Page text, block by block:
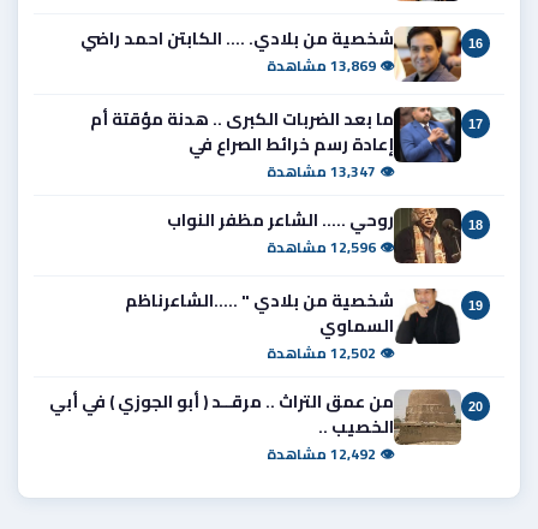
16 شخصية من بلادي. .... الكابتن احمد راضي
👁 13,869 مشاهدة
17
ما بعد الضربات الكبرى .. هدنة مؤقتة أم
إعادة رسم خرائط الصراع في
👁 13,347 مشاهدة
18 روحي ..... الشاعر مظفر النواب
👁 12,596 مشاهدة
19
شخصية من بلادي " .....الشاعرناظم
السماوي
👁 12,502 مشاهدة
20
من عمق التراث .. مرقــد ( أبو الجوزي ) في أبي
الخصيب ..
👁 12,492 مشاهدة